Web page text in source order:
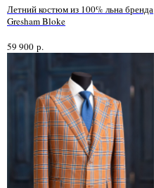
Летний костюм из 100% льна бренда
Gresham Bloke
59 900 р.